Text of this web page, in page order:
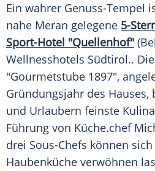
Ein wahrer Genuss-Tempel
nahe Meran gelegene 5-
Sport-Hotel "Quellenhof"
Wellnesshotels Südtirol..
"Gourmetstube 1897",
Gründungsjahr des Hauses,
und Urlaubern feinste
Führung von Küche.chef
drei Sous-Chefs können
Haubenküche verwöhnen